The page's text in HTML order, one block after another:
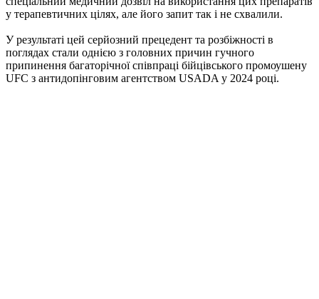
у терапевтичних цілях, але його запит так і не схвалили.
У результаті цей серйозний прецедент та розбіжності в
поглядах стали однією з головних причин гучного
припинення багаторічної співпраці бійцівського промоушену
UFC з антидопінговим агентством USADA у 2024 році.